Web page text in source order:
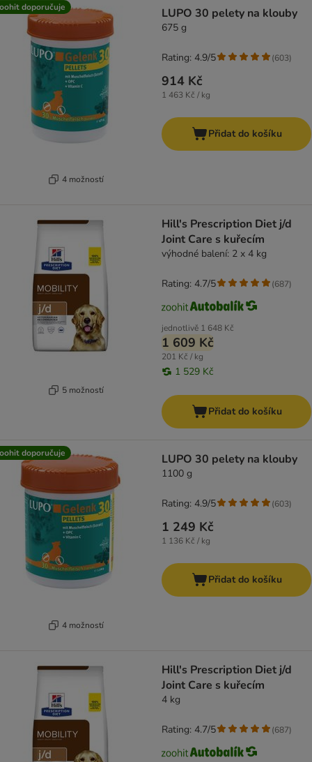
doporučuje
4 možností
LUPO 30 pelety na klouby
675 g
914 Kč
1 463 Kč / kg
Rating: 4.9/5 (603)
Přidat do košíku
5 možností
Hill's Prescription Diet j/d
Joint Care s kuřecím
výhodné balení: 2 x 4 kg
jednotlivě 1 648 Kč
1 609 Kč
201 Kč / kg
1 529 Kč
Rating: 4.7/5 (687)
Přidat do košíku
doporučuje
4 možností
LUPO 30 pelety na klouby
1100 g
1 249 Kč
1 136 Kč / kg
Rating: 4.9/5 (603)
Přidat do košíku
Hill's Prescription Diet j/d
Joint Care s kuřecím
4 kg
Rating: 4.7/5 (687)